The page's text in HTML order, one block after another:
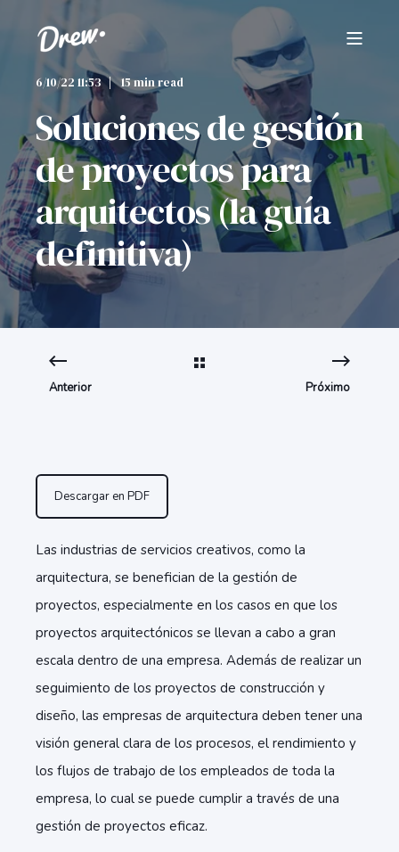
6/10/22 11:53 15 min read
Soluciones de gestión
de proyectos para
arquitectos (la guía
definitiva)
Anterior Próximo
Descargar en PDF
Las industrias de servicios creativos, como la
arquitectura, se benefician de la gestión de
proyectos, especialmente en los casos en que los
proyectos arquitectónicos se llevan a cabo a gran
escala dentro de una empresa. Además de realizar un
seguimiento de los proyectos de construcción y
diseño, las empresas de arquitectura deben tener una
visión general clara de los procesos, el rendimiento y
los flujos de trabajo de los empleados de toda la
empresa, lo cual se puede cumplir a través de una
gestión de proyectos eficaz.